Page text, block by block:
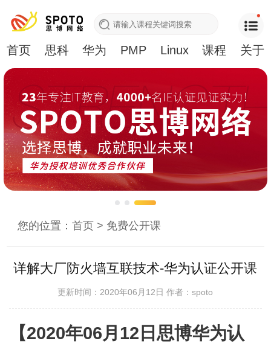
首页 思科 华为 PMP Linux 课程 关于
您的位置：首页 > 免费公开课
详解大厂防火墙互联技术-华为认证公开课
更新时间：2020年06月12日作者：spoto
【2020年06月12日思博华为认